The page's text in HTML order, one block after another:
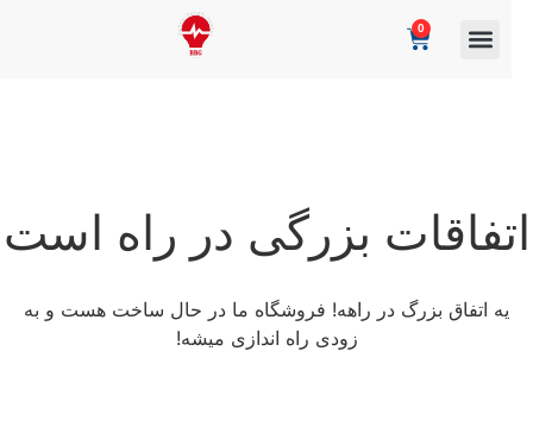
بزرگی در راه است
یه اتفاق بزرگ در راهه! فروشگاه ما در حال ساخت هست و به
زودی راه اندازی میشه!